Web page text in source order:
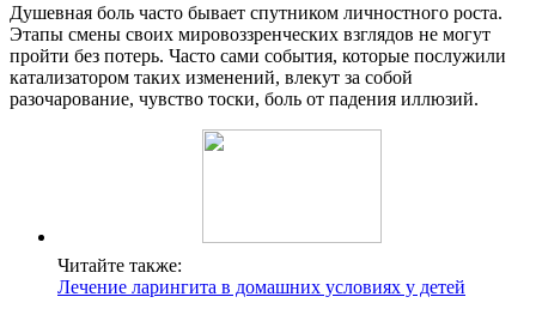
Душевная боль часто бывает спутником личностного роста.
Этапы смены своих мировоззренческих взглядов не могут
пройти без потерь. Часто сами события, которые послужили
катализатором таких изменений, влекут за собой
разочарование, чувство тоски, боль от падения иллюзий.
Читайте также:
Лечение ларингита в домашних условиях у детей